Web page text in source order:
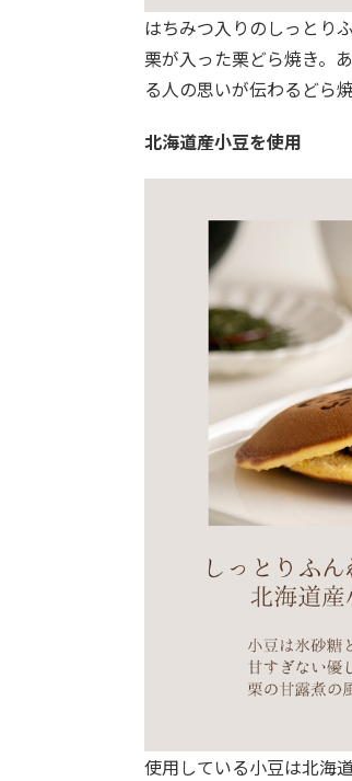
はちみつ入りのしっとり
栗が入った栗どら焼き。
る人の思いが伝わるどら焼
北海道産小豆を使用
使用している小豆は北海